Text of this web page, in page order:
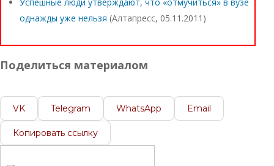
однажды уже нельзя (Алтапресс, 05.11.2011)
Поделиться материалом
VK Telegram WhatsApp Email
Копировать ссылку